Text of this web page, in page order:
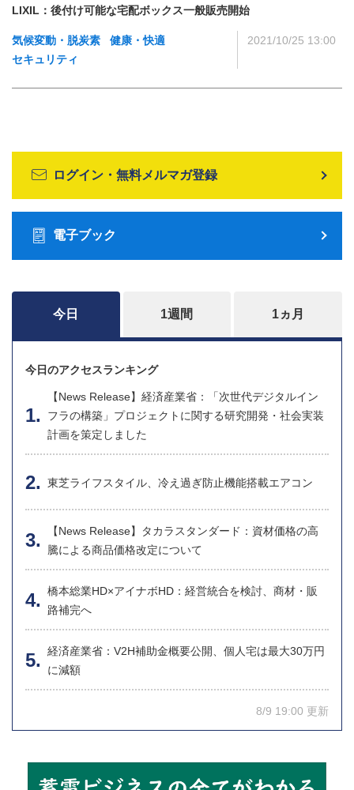
LIXIL：後付け可能な宅配ボックス一般販売開始
気候変動・脱炭素
健康・快適
セキュリティ
2021/10/25 13:00
ログイン・無料メルマガ登録
電子ブック
今日 1週間 1ヵ月
今日のアクセスランキング
【News Release】経済産業省：「次世代デジタルイン
フラの構築」プロジェクトに関する研究開発・社会実装
計画を策定しました
東芝ライフスタイル、冷え過ぎ防止機能搭載エアコン
【News Release】タカラスタンダード：資材価格の高
騰による商品価格改定について
橋本総業HD×アイナボHD：経営統合を検討、商材・販
路補完へ
経済産業省：V2H補助金概要公開、個人宅は最大30万円
に減額
8/9 19:00 更新